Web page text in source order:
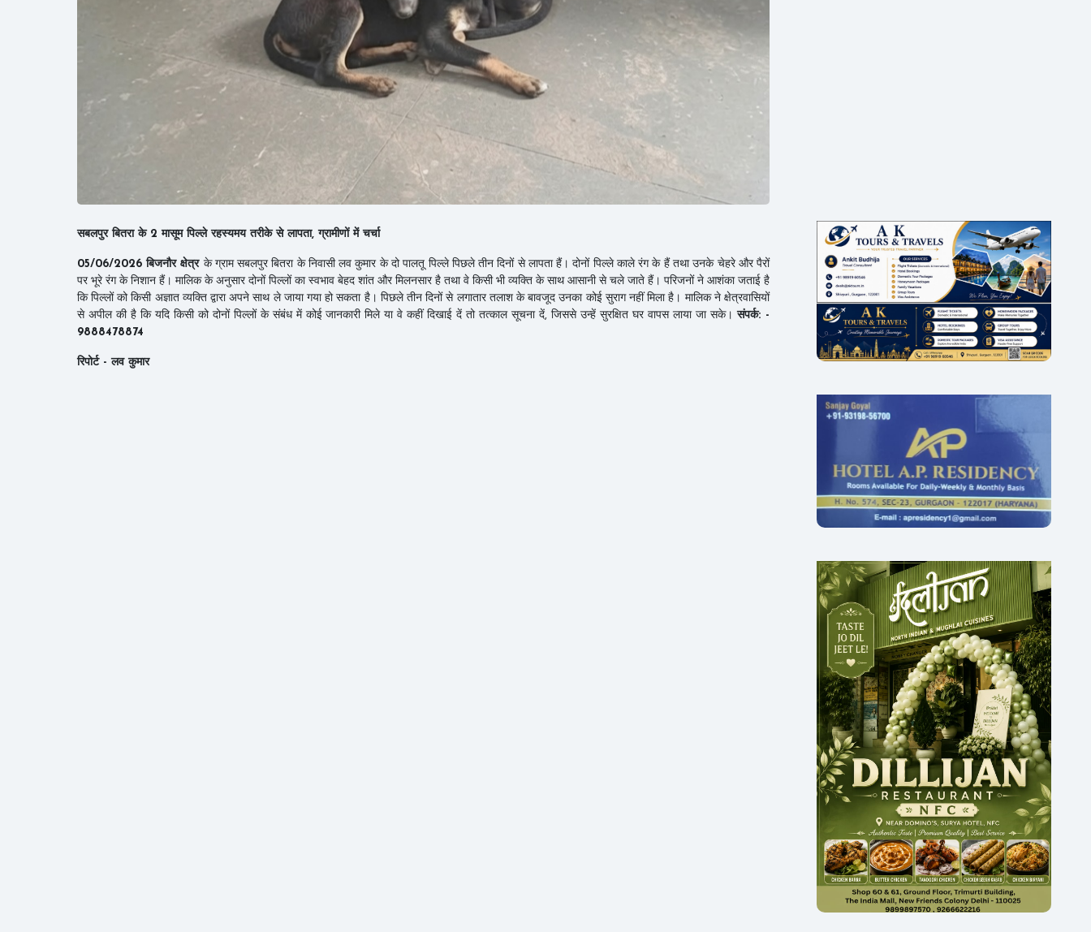
सबलपुर बितरा के 2 मासूम पिल्ले रहस्यमय तरीके से लापता, ग्रामीणों में चर्चा
05/06/2026 बिजनौर क्षेत्र के ग्राम सबलपुर बितरा के निवासी लव कुमार के दो पालतू पिल्ले पिछले तीन दिनों से लापता हैं। दोनों पिल्ले काले रंग के हैं तथा उनके चेहरे और पैरों
पर भूरे रंग के निशान हैं। मालिक के अनुसार दोनों पिल्लों का स्वभाव बेहद शांत और मिलनसार है तथा वे किसी भी व्यक्ति के साथ आसानी से चले जाते हैं। परिजनों ने आशंका जताई है
कि पिल्लों को किसी अज्ञात व्यक्ति द्वारा अपने साथ ले जाया गया हो सकता है। पिछले तीन दिनों से लगातार तलाश के बावजूद उनका कोई सुराग नहीं मिला है। मालिक ने क्षेत्रवासियों
से अपील की है कि यदि किसी को दोनों पिल्लों के संबंध में कोई जानकारी मिले या वे कहीं दिखाई दें तो तत्काल सूचना दें, जिससे उन्हें सुरक्षित घर वापस लाया जा सके।संपर्क: -
9888478874
रिपोर्ट - लव कुमार